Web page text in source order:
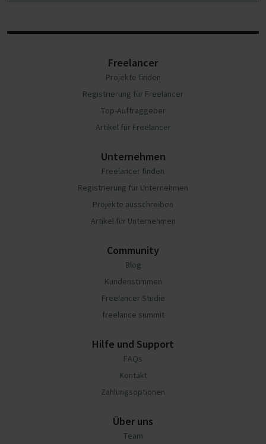
Freelancer
Projekte finden
Registrierung für Freelancer
Top-Auftraggeber
Artikel für Freelancer
Unternehmen
Freelancer finden
Registrierung für Unternehmen
Projekte ausschreiben
Artikel für Unternehmen
Community
Blog
Kundenstimmen
Freelancer Studie
freelance summit
Hilfe und Support
FAQs
Kontakt
Zahlungsoptionen
Über uns
Team